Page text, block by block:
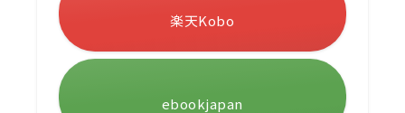
楽天Kobo
ebookjapan